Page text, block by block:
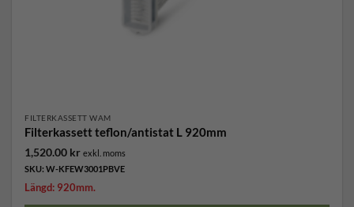
FILTERKASSETT WAM
Filterkassett teflon/antistat L 920mm
1,520.00 kr exkl. moms
SKU: W-KFEW3001PBVE
Längd: 920mm.